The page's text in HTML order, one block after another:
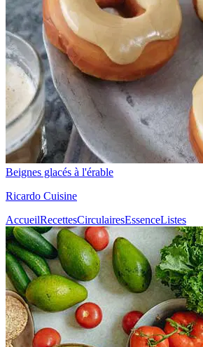
Beignes glacés à l'érable
Ricardo Cuisine
AccueilRecettesCirculairesEssenceListes